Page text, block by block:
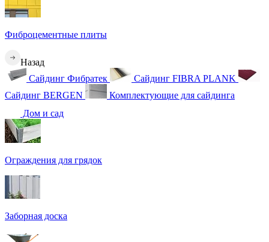
Фиброцементные плиты
Назад
Сайдинг Фибратек
Сайдинг FIBRA PLANK
Сайдинг BERGEN
Комплектующие для сайдинга
Дом и сад
Ограждения для грядок
Заборная доска